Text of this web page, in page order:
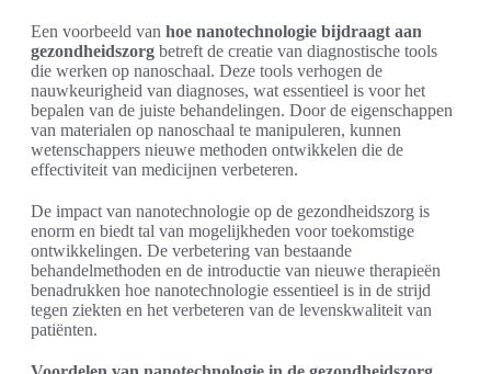
Een voorbeeld van hoe nanotechnologie bijdraagt aan
gezondheidszorg betreft de creatie van diagnostische tools
die werken op nanoschaal. Deze tools verhogen de
nauwkeurigheid van diagnoses, wat essentieel is voor het
bepalen van de juiste behandelingen. Door de eigenschappen
van materialen op nanoschaal te manipuleren, kunnen
wetenschappers nieuwe methoden ontwikkelen die de
effectiviteit van medicijnen verbeteren.
De impact van nanotechnologie op de gezondheidszorg is
enorm en biedt tal van mogelijkheden voor toekomstige
ontwikkelingen. De verbetering van bestaande
behandelmethoden en de introductie van nieuwe therapieën
benadrukken hoe nanotechnologie essentieel is in de strijd
tegen ziekten en het verbeteren van de levenskwaliteit van
patiënten.